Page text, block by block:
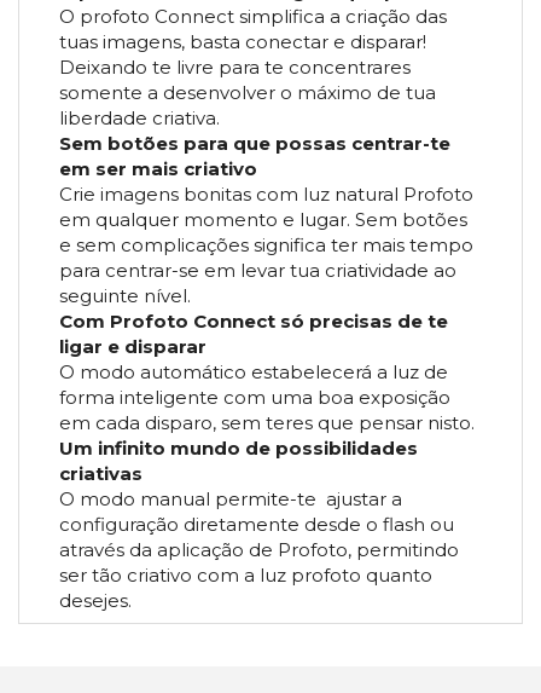
O profoto Connect simplifica a criação das
tuas imagens, basta conectar e disparar!
Deixando te livre para te concentrares
somente a desenvolver o máximo de tua
liberdade criativa.
Sem botões para que possas centrar-te
em ser mais criativo
Crie imagens bonitas com luz natural Profoto
em qualquer momento e lugar. Sem botões
e sem complicações significa ter mais tempo
para centrar-se em levar tua criatividade ao
seguinte nível.
Com Profoto Connect só precisas de te
ligar e disparar
O modo automático estabelecerá a luz de
forma inteligente com uma boa exposição
em cada disparo, sem teres que pensar nisto.
Um infinito mundo de possibilidades
criativas
O modo manual permite-te ajustar a
configuração diretamente desde o flash ou
através da aplicação de Profoto, permitindo
ser tão criativo com a luz profoto quanto
desejes.